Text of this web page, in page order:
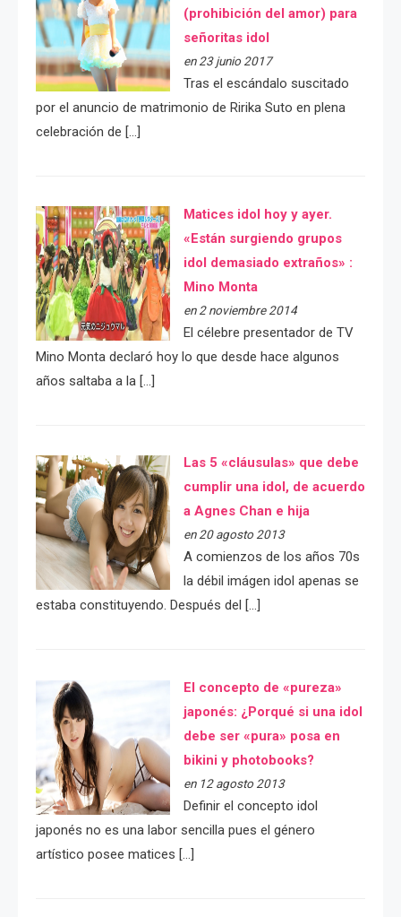
(prohibición del amor) para
señoritas idol
en 23 junio 2017
Tras el escándalo suscitado
por el anuncio de matrimonio de Ririka Suto en plena
celebración de […]
Matices idol hoy y ayer.
«Están surgiendo grupos
idol demasiado extraños» :
Mino Monta
en 2 noviembre 2014
El célebre presentador de TV
Mino Monta declaró hoy lo que desde hace algunos
años saltaba a la […]
Las 5 «cláusulas» que debe
cumplir una idol, de acuerdo
a Agnes Chan e hija
en 20 agosto 2013
A comienzos de los años 70s
la débil imágen idol apenas se
estaba constituyendo. Después del […]
El concepto de «pureza»
japonés: ¿Porqué si una idol
debe ser «pura» posa en
bikini y photobooks?
en 12 agosto 2013
Definir el concepto idol
japonés no es una labor sencilla pues el género
artístico posee matices […]